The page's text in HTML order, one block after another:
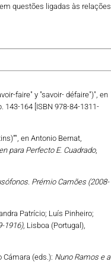
questões ligadas às relações
faire" y "savoir- défaire")", en
143-164 [ISBN 978-84-1311-
en Antonio Bernat,
para Perfecto E. Cuadrado,
Prémio Camões (2008-
Patrício; Luís Pinheiro;
1916), Lisboa (Portugal),
Cámara (eds.): Nuno Ramos e a